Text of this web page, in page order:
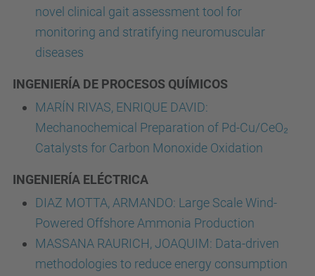
novel clinical gait assessment tool for
monitoring and stratifying neuromuscular
diseases
INGENIERÍA DE PROCESOS QUÍMICOS
MARÍN RIVAS, ENRIQUE DAVID:
Mechanochemical Preparation of Pd-Cu/CeO₂
Catalysts for Carbon Monoxide Oxidation
INGENIERÍA ELÉCTRICA
DIAZ MOTTA, ARMANDO: Large Scale Wind-
Powered Offshore Ammonia Production
MASSANA RAURICH, JOAQUIM: Data-driven
methodologies to reduce energy consumption